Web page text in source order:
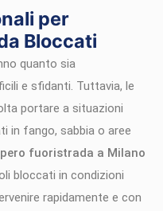
per
Bloccati
quanto sia
e sfidanti. Tuttavia, le
portare a situazioni
in fango, sabbia o aree
fuoristrada a Milano
bloccati in condizioni
rapidamente e con